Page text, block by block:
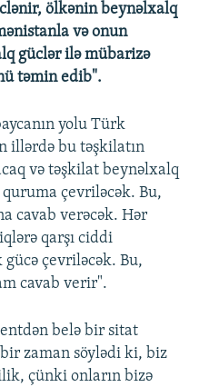
ölkənin beynəlxalq
və onun
güclər ilə mübarizə
təmin edib".
yolu Türk
illərdə bu təşkilatın
və təşkilat beynəlxalq
çevriləcək. Bu,
cavab verəcək. Hər
qarşı ciddi
çevriləcək. Bu,
cavab verir".
belə bir sitat
zaman söylədi ki, biz
çünki onların bizə